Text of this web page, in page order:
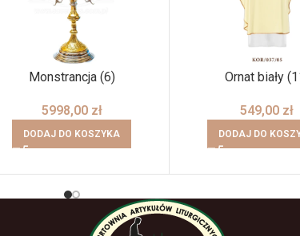
Monstrancja (6)
5998,00 zł
DODAJ DO KOSZYKA
Ornat biały
549,00 zł
DODAJ DO